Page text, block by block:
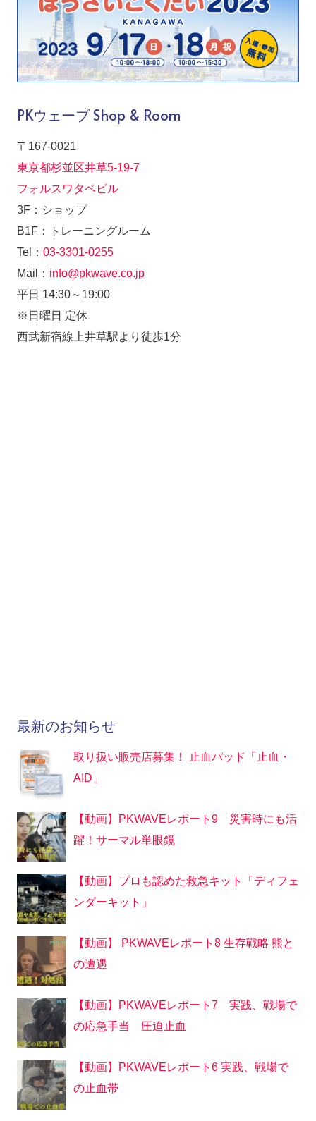
PKウェーブ Shop & Room
〒167-0021
東京都杉並区井草5-19-7
フォルスワタベビル
3F：ショップ
B1F：トレーニングルーム
Tel： 03-3301-0255
Mail： info@pkwave.co.jp
平日 14:30～19:00
※日曜日 定休
西武新宿線上井草駅より徒歩1分
最新のお知らせ
取り扱い販売店募集！ 止血パッド「止血・
AID」
【動画】PKWAVEレポート9 災害時にも活
躍！サーマル単眼鏡
【動画】プロも認めた救急キット「ディフェ
ンダーキット」
【動画】 PKWAVEレポート8 生存戦略 熊と
の遭遇
【動画】PKWAVEレポート7 実践、戦場で
の応急手当 圧迫止血
【動画】PKWAVEレポート6 実践、戦場で
の止血帯